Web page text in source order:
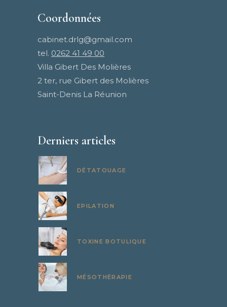
Coordonnées
cabinet.drlg@gmail.com
tel. 0262 41 49 00
Villa Gibert Des Molières
2 ter, rue Gibert des Molières
Saint-Denis La Réunion
Derniers articles
DÉTATOUAGE
EPILATION
TOXINE BOTULIQUE
MÉSOTHÉRAPIE